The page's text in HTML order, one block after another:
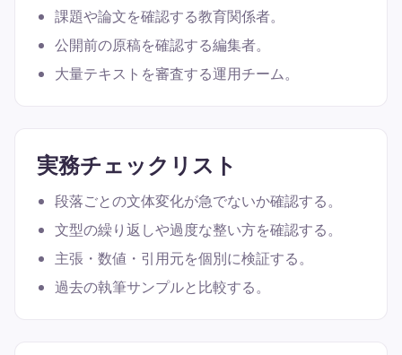
課題や論文を確認する教育関係者。
公開前の原稿を確認する編集者。
大量テキストを審査する運用チーム。
実務チェックリスト
段落ごとの文体変化が急でないか確認する。
文型の繰り返しや過度な整い方を確認する。
主張・数値・引用元を個別に検証する。
過去の執筆サンプルと比較する。